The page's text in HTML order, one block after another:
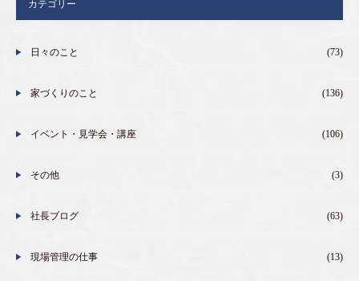
カテゴリー
日々のこと (73)
家づくりのこと (136)
イベント・見学会・講座 (106)
その他 (3)
社長ブログ (63)
現場管理の仕事 (13)